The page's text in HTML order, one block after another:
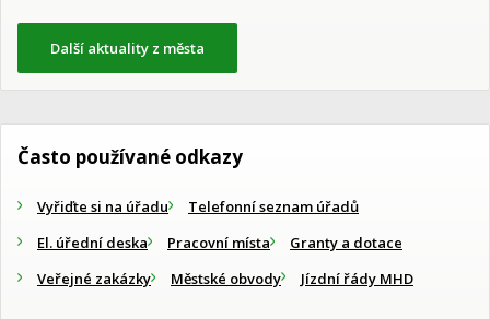
Další aktuality z města
Často používané odkazy
Vyřiďte si na úřadu
Telefonní seznam úřadů
El. úřední deska
Pracovní místa
Granty a dotace
Veřejné zakázky
Městské obvody Jízdní řády MHD